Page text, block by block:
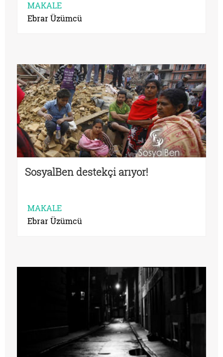
MAKALE
Ebrar Üzümcü
SosyalBen destekçi arıyor!
MAKALE
Ebrar Üzümcü